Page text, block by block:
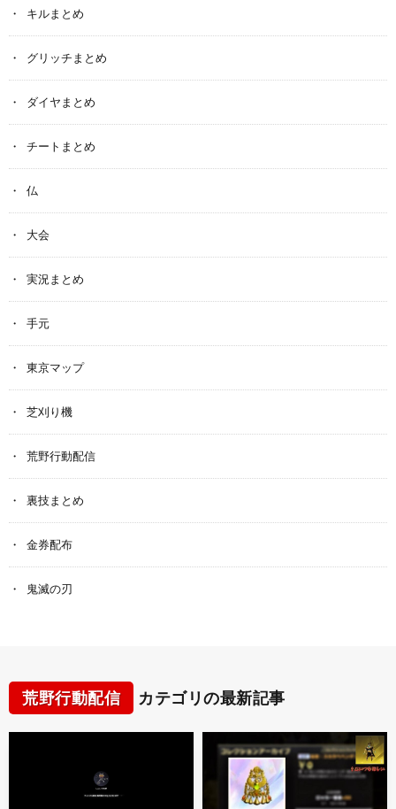
キルまとめ
グリッチまとめ
ダイヤまとめ
チートまとめ
仏
大会
実況まとめ
手元
東京マップ
芝刈り機
荒野行動配信
裏技まとめ
金券配布
鬼滅の刃
荒野行動配信 カテゴリの最新記事